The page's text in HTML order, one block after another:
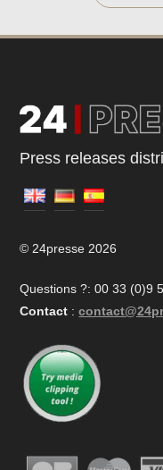
Press releases
© 24presse 2026
Questions ?: 00 33 (0)9
Contact :